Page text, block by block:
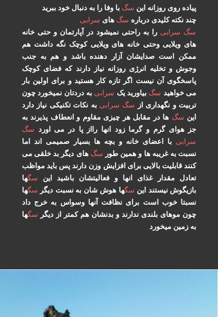
روی روزانه اینسگبا وفا را به دنبال خود ببرید
نکته کلیدی دربارهسگ هایسرابی
سرابی را به راحتی نمیشود در آپارتمان و حتی خانه
ویلایی وحتی خانه های ویلایی کوچک نگه داشت هم
است صدایشان آزار دهنده باشد و هم به جنب
و تخلیه انرژی روزانه نیاز دارند که فضای کوچک
آن نیست اگر تازه کار هستید و برای اولین بار
خواهیدسگ بیاورید یکسرابیبه دردتان نمیخورد چون
و نگهداری ازسگ سرابیبه نکات تکنیکی نیاز دارد
ها در مقابل هر چیزی مقاوم و انعطاف پذیرند به
هوای گرم و گرما زود انها رااز پا در می اوردسگ
با اعضای خانه و بچه ها بسیار صمیمی اند اما
به غریبه ها و همین طورسگهای دیگر بد خلقی می
قابلیت بالایی برای افزایش وزن دارند پس باید مواظب
مقدار غذای انها و فعالیتشان باشید اینسگ
ها
نیستند اینسگها هوش شان به نسبت دیگرسگ ها
خوب است برای نظافت آنها وسواس به خرج داد
موهای بلندی ندارند و بدنشان هم کمتر از دیگر
سگ ها
زمین میخورد